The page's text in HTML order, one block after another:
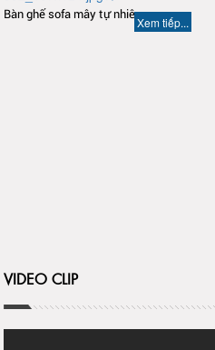
Bàn ghế sofa mây tự nhiên
Xem tiếp...
VIDEO CLIP